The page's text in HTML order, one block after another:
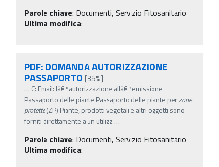
Parole chiave: Documenti, Servizio Fitosanitario
Ultima modifica:
PDF: DOMANDA AUTORIZZAZIONE
PASSAPORTO [35%]
… C: Email: lâ€™autorizzazione allâ€™emissione
Passaporto delle piante Passaporto delle piante perzone
protette(ZP) Piante, prodotti vegetali e altri oggetti sono
forniti direttamente a un utilizz …
Parole chiave: Documenti, Servizio Fitosanitario
Ultima modifica: